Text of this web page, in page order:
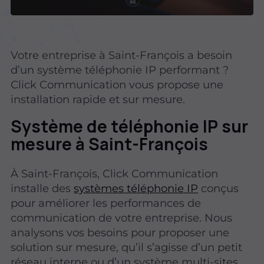
Votre entreprise à Saint-François a besoin
d’un système téléphonie IP performant ?
Click Communication vous propose une
installation rapide et sur mesure.
Système de téléphonie IP sur
mesure à Saint-François
À Saint-François, Click Communication
installe dessystèmes téléphonie IP conçus
pour améliorer les performances de
communication de votre entreprise. Nous
analysons vos besoins pour proposer une
solution sur mesure, qu’il s’agisse d’un petit